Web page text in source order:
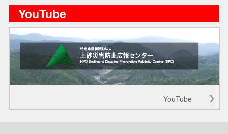
YouTube
YouTube